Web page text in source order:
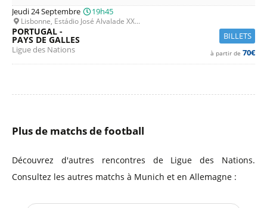
Jeudi 24 Septembre
19h45
Lisbonne, Estádio José Alvalade XX...
BILLETS
PORTUGAL -
PAYS DE GALLES
Ligue des Nations à partir de 70€
Plus de matchs de football
Découvrez d'autres rencontres de Ligue des Nations.
Consultez les autres matchs à Munich et en Allemagne :